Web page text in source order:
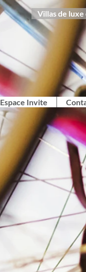
Villas de
Espace Invite